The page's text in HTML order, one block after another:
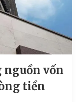
nguồn vốn
tiền